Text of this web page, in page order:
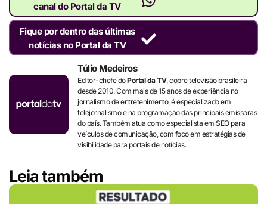
canal do Portal da TV
Fique por dentro das últimas
notícias no Portal da TV
Túlio Medeiros
Editor-chefe doPortal da TV, cobre televisão brasileira
desde 2010. Com mais de 15 anos de experiência no
jornalismo de entretenimento, é especializado em
telejornalismo e na programação das principais emissoras
do país. Também atua como especialista em SEO para
veículos de comunicação, com foco em estratégias de
visibilidade para portais de notícias.
Leia também